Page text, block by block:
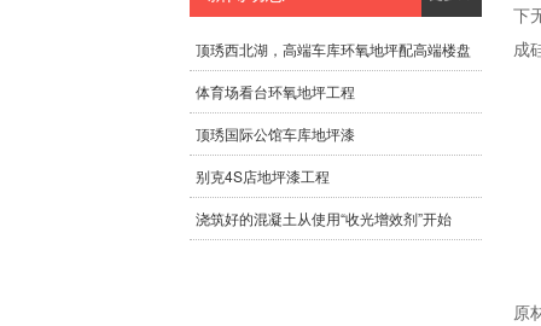
下
成
原
顶琇西北湖，高端车库环氧地坪配高端楼盘
体育场看台环氧地坪工程
顶琇国际公馆车库地坪漆
别克4S店地坪漆工程
浇筑好的混凝土从使用“收光增效剂”开始